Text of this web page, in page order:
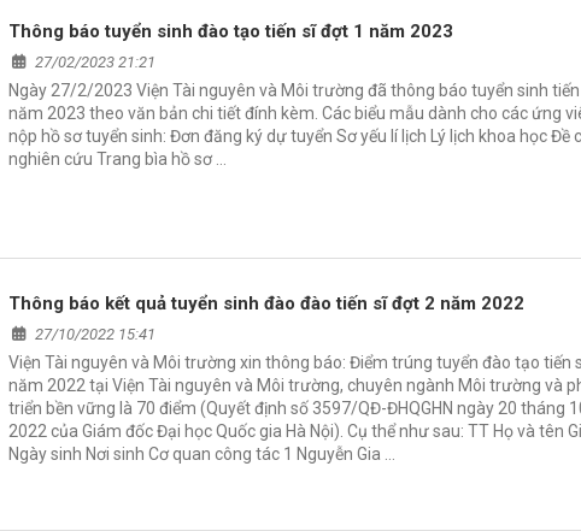
Thông báo tuyển sinh đào tạo tiến sĩ đợt 1 năm 2023
27/02/2023 21:21
Ngày 27/2/2023 Viện Tài nguyên và Môi trường đã thông báo tuyển sinh tiến
năm 2023 theo văn bản chi tiết đính kèm. Các biểu mẫu dành cho các ứng
nộp hồ sơ tuyển sinh: Đơn đăng ký dự tuyển Sơ yếu lí lịch Lý lịch khoa học Đề
nghiên cứu Trang bìa hồ sơ …
Thông báo kết quả tuyển sinh đào đào tiến sĩ đợt 2 năm 2022
27/10/2022 15:41
Viện Tài nguyên và Môi trường xin thông báo: Điểm trúng tuyển đào tạo tiến
năm 2022 tại Viện Tài nguyên và Môi trường, chuyên ngành Môi trường và
triển bền vững là 70 điểm (Quyết định số 3597/QĐ-ĐHQGHN ngày 20 tháng
2022 của Giám đốc Đại học Quốc gia Hà Nội). Cụ thể như sau: TT Họ và tên
Ngày sinh Nơi sinh Cơ quan công tác 1 Nguyễn Gia …